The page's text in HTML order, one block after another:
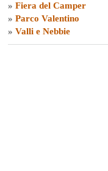
» Fiera del Camper
» Parco Valentino
» Valli e Nebbie